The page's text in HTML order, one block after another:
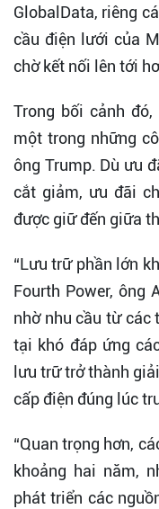
GlobalData, riêng
cầu điện lưới của
chờ kết nối lên tới
Trong bối cảnh
một trong những
ông Trump. Dù ưu
cắt giảm, ưu đãi
được giữ đến giữa
“Lưu trữ phần lớn
Fourth Power, ông
nhờ nhu cầu từ các
tại khó đáp ứng
lưu trữ trở thành
cấp điện đúng lúc
“Quan trọng hơn,
khoảng hai năm,
phát triển các